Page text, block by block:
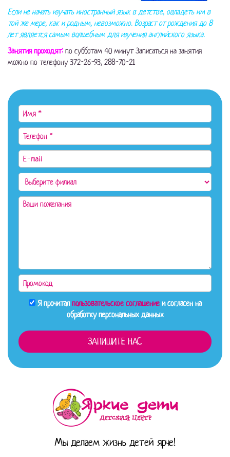
Если не начать изучать иностранный язык в детстве, овладеть им в
той же мере, как и родным, невозможно. Возраст от рождения до 8
лет является самым волшебным для изучения английского языка.
Занятия проходят: по субботам 40 минут Записаться на занятия
можно по телефону 372-26-93, 288-70-21
Я прочиталпользовательское соглашениеи согласен на
обработку персональных данных
Мы делаем жизнь детей ярче!